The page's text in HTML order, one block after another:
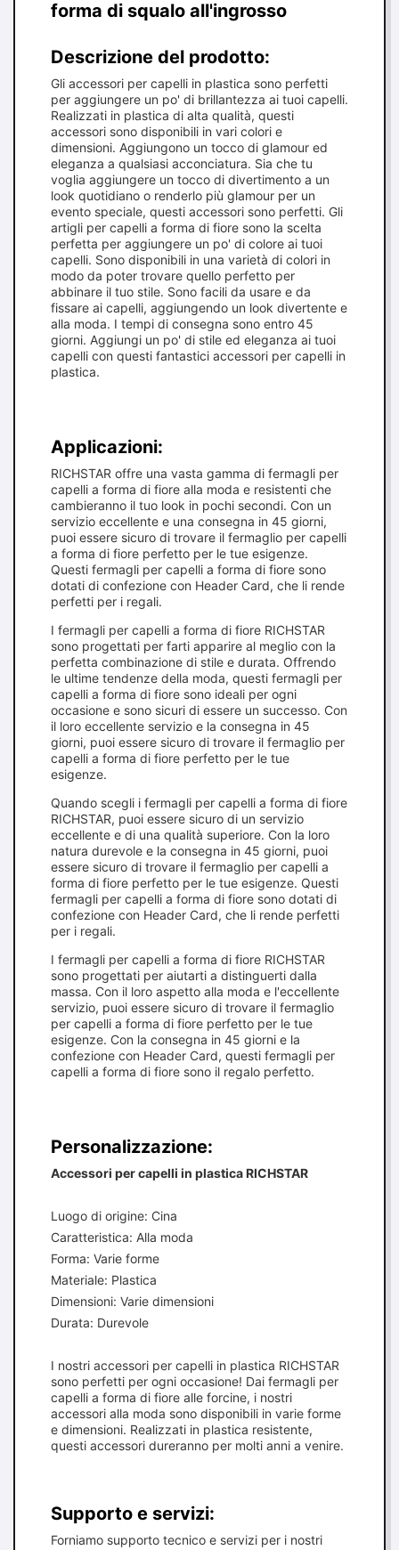
forma di squalo all'ingrosso
Descrizione del prodotto:
Gli accessori per capelli in plastica sono perfetti
per aggiungere un po' di brillantezza ai tuoi capelli.
Realizzati in plastica di alta qualità, questi
accessori sono disponibili in vari colori e
dimensioni. Aggiungono un tocco di glamour ed
eleganza a qualsiasi acconciatura. Sia che tu
voglia aggiungere un tocco di divertimento a un
look quotidiano o renderlo più glamour per un
evento speciale, questi accessori sono perfetti. Gli
artigli per capelli a forma di fiore sono la scelta
perfetta per aggiungere un po' di colore ai tuoi
capelli. Sono disponibili in una varietà di colori in
modo da poter trovare quello perfetto per
abbinare il tuo stile. Sono facili da usare e da
fissare ai capelli, aggiungendo un look divertente e
alla moda. I tempi di consegna sono entro 45
giorni. Aggiungi un po' di stile ed eleganza ai tuoi
capelli con questi fantastici accessori per capelli in
plastica.
Applicazioni:
RICHSTAR offre una vasta gamma di fermagli per
capelli a forma di fiore alla moda e resistenti che
cambieranno il tuo look in pochi secondi. Con un
servizio eccellente e una consegna in 45 giorni,
puoi essere sicuro di trovare il fermaglio per capelli
a forma di fiore perfetto per le tue esigenze.
Questi fermagli per capelli a forma di fiore sono
dotati di confezione con Header Card, che li rende
perfetti per i regali.
I fermagli per capelli a forma di fiore RICHSTAR
sono progettati per farti apparire al meglio con la
perfetta combinazione di stile e durata. Offrendo
le ultime tendenze della moda, questi fermagli per
capelli a forma di fiore sono ideali per ogni
occasione e sono sicuri di essere un successo. Con
il loro eccellente servizio e la consegna in 45
giorni, puoi essere sicuro di trovare il fermaglio per
capelli a forma di fiore perfetto per le tue
esigenze.
Quando scegli i fermagli per capelli a forma di fiore
RICHSTAR, puoi essere sicuro di un servizio
eccellente e di una qualità superiore. Con la loro
natura durevole e la consegna in 45 giorni, puoi
essere sicuro di trovare il fermaglio per capelli a
forma di fiore perfetto per le tue esigenze. Questi
fermagli per capelli a forma di fiore sono dotati di
confezione con Header Card, che li rende perfetti
per i regali.
I fermagli per capelli a forma di fiore RICHSTAR
sono progettati per aiutarti a distinguerti dalla
massa. Con il loro aspetto alla moda e l'eccellente
servizio, puoi essere sicuro di trovare il fermaglio
per capelli a forma di fiore perfetto per le tue
esigenze. Con la consegna in 45 giorni e la
confezione con Header Card, questi fermagli per
capelli a forma di fiore sono il regalo perfetto.
Personalizzazione:
Accessori per capelli in plastica RICHSTAR
Luogo di origine: Cina
Caratteristica: Alla moda
Forma: Varie forme
Materiale: Plastica
Dimensioni: Varie dimensioni
Durata: Durevole
I nostri accessori per capelli in plastica RICHSTAR
sono perfetti per ogni occasione! Dai fermagli per
capelli a forma di fiore alle forcine, i nostri
accessori alla moda sono disponibili in varie forme
e dimensioni. Realizzati in plastica resistente,
questi accessori dureranno per molti anni a venire.
Supporto e servizi:
Forniamo supporto tecnico e servizi per i nostri